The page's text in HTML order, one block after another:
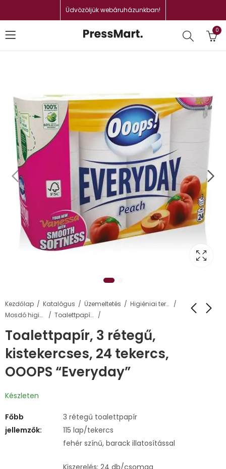
Üdvözöljük webáruházunkban!
0
Kezdőlap Katalógus Üzemeltetés
Higiéniai termékek
Mosdó higiénia
Toalettpapírok és adagolók
Toalettpapír, 3 rétegű,
kistekercses, 24 tekercs,
OOOPS “Everyday”
Készleten
Főbb
jellemzők:
3 rétegű toalettpapír
115 lap/tekercs
fehér színű, barack illatosítással
Kiszerelés: 24 db/csomag